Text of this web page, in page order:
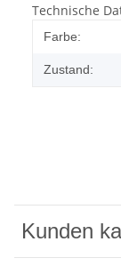
Technische
Farbe:
Zustand:
Kunden